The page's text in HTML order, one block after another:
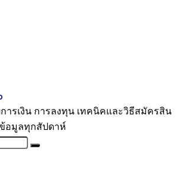
ารเงิน การลงทุน เทคนิคและวิธีสมัครสิน
อมูลทุกสัปดาห์